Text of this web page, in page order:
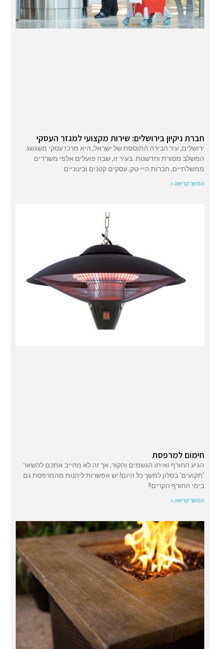
חברת ניקיון בירושלים: שירות מקצועי למגזר העסקי
ירושלים, עיר הבירה התוססת של ישראל, היא מרכז עסקי משגשג
המשלב מסורת וחדשנות. בעיר זו, שבה פועלים אלפי משרדים
ממשלתיים, חברות היי-טק, עסקים קטנים ובינוניים
המשך קריאה »
חימום למרפסת
הגיע החורף ואיתו הגשמים והקור, אך זה לא מחייב אתכם להשאר
'תקועים' בסלון למשך כל היום! יש אפשרות ליהנות מהמרפסת גם
בימי החורף הקרים!!
המשך קריאה »